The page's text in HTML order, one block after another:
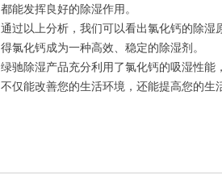
都能发挥良好的除湿作用。
通过以上分析，我们可以看出氯化钙的除
得氯化钙成为一种高效、稳定的除湿剂。
绿驰除湿产品充分利用了氯化钙的吸湿性
不仅能改善您的生活环境，还能提高您的